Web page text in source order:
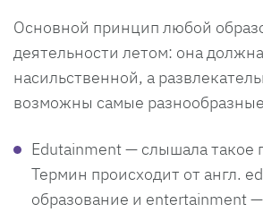
Основной принцип любой
деятельности летом: она
насильственной, а
возможны самые
Edutainment — слышала такое
Термин происходит от англ.
образование и entertainment